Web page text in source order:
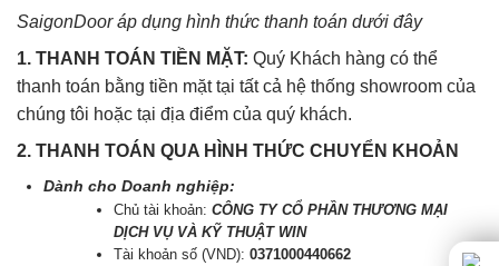
SaigonDoor áp dụng hình thức thanh toán dưới đây
1. THANH TOÁN TIỀN MẶT: Quý Khách hàng có thể
thanh toán bằng tiền mặt tại tất cả hệ thống showroom của
chúng tôi hoặc tại địa điểm của quý khách.
2. THANH TOÁN QUA HÌNH THỨC CHUYỂN KHOẢN
Dành cho Doanh nghiệp:
Chủ tài khoản:CÔNG TY CỔ PHẦN THƯƠNG MẠI
DỊCH VỤ VÀ KỸ THUẬT WIN
Tài khoản số (VND):0371000440662